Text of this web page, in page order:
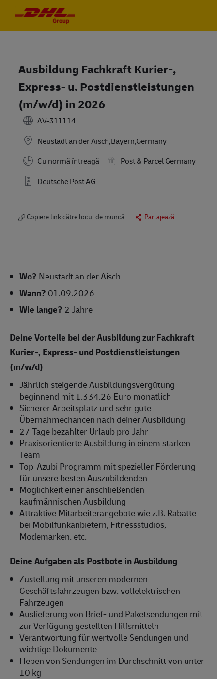
Ausbildung Fachkraft Kurier-,
Express- u. Postdienstleistungen
(m/w/d) in 2026
AV-311114
Neustadt an der Aisch,Bayern,Germany
Cu normă întreagă
Post & Parcel Germany
Deutsche Post AG
Copiere link către locul de muncă Partajează
Wo? Neustadt an der Aisch
Wann? 01.09.2026
Wie lange? 2 Jahre
Deine Vorteile bei der Ausbildung zur Fachkraft
Kurier-, Express- und Postdienstleistungen
(m/w/d)
Jährlich steigende Ausbildungsvergütung
beginnend mit 1.334,26 Euro monatlich
Sicherer Arbeitsplatz und sehr gute
Übernahmechancen nach deiner Ausbildung
27 Tage bezahlter Urlaub pro Jahr
Praxisorientierte Ausbildung in einem starken
Team
Top-Azubi Programm mit spezieller Förderung
für unsere besten Auszubildenden
Möglichkeit einer anschließenden
kaufmännischen Ausbildung
Attraktive Mitarbeiterangebote wie z.B. Rabatte
bei Mobilfunkanbietern, Fitnessstudios,
Modemarken, etc.
Deine Aufgaben als Postbote in Ausbildung
Zustellung mit unseren modernen
Geschäftsfahrzeugen bzw. vollelektrischen
Fahrzeugen
Auslieferung von Brief- und Paketsendungen mit
zur Verfügung gestellten Hilfsmitteln
Verantwortung für wertvolle Sendungen und
wichtige Dokumente
Heben von Sendungen im Durchschnitt von unter
10 kg